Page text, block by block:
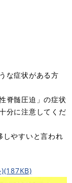
な症状がある方
脊髄圧迫」の症状
分に注意してくだ
しやすいと言われ